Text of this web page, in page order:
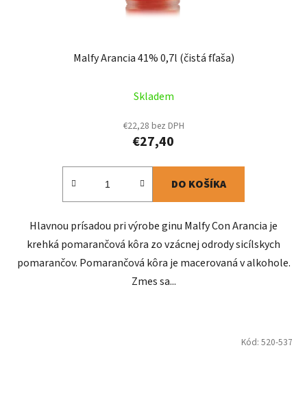
Malfy Arancia 41% 0,7l (čistá fľaša)
Skladem
€22,28 bez DPH
€27,40
DO KOŠÍKA
Hlavnou prísadou pri výrobe ginu Malfy Con Arancia je
krehká pomarančová kôra zo vzácnej odrody sicílskych
pomarančov. Pomarančová kôra je macerovaná v alkohole.
Zmes sa...
Kód: 520-537